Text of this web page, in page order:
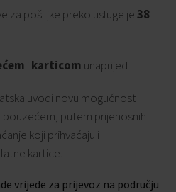
za pošiljke preko usluge je38
i karticom unaprijed
uvodi novu mogućnost
pouzećem, putem prijenosnih
koji prihvaćaju i
kartice.
vrijede za prijevoz na području